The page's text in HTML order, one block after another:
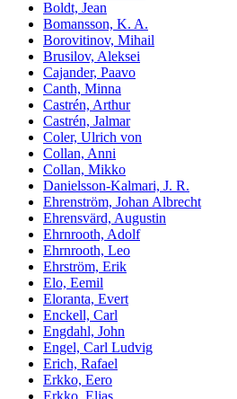
Boldt, Jean
Bomansson, K. A.
Borovitinov, Mihail
Brusilov, Aleksei
Cajander, Paavo
Canth, Minna
Castrén, Arthur
Castrén, Jalmar
Coler, Ulrich von
Collan, Anni
Collan, Mikko
Danielsson-Kalmari, J. R.
Ehrenström, Johan Albrecht
Ehrensvärd, Augustin
Ehrnrooth, Adolf
Ehrnrooth, Leo
Ehrström, Erik
Elo, Eemil
Eloranta, Evert
Enckell, Carl
Engdahl, John
Engel, Carl Ludvig
Erich, Rafael
Erkko, Eero